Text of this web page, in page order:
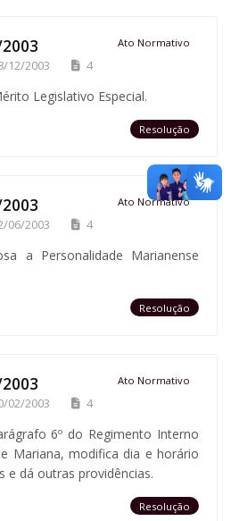
Ato Normativo
12/2003 4
Legislativo Especial.
Resolução
Ato Normativo
06/2003 4
a Personalidade Marianense
Resolução
Ato Normativo
02/2003 4
6º do Regimento Interno
Mariana, modifica dia e horário
e dá outras providências.
Resolução